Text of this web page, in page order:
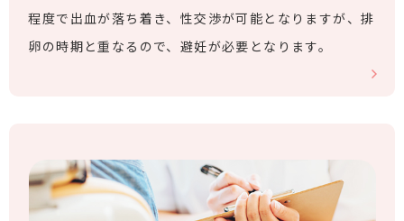
程度で出血が落ち着き、性交渉が可能となりますが、排
卵の時期と重なるので、避妊が必要となります。